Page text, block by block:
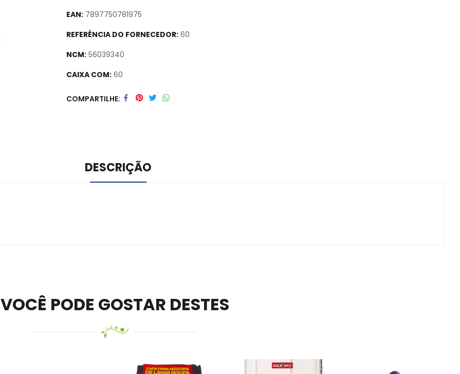
EAN:7897750781975
REFERÊNCIA DO FORNECEDOR: 60
NCM:56039340
CAIXA COM:60
Secure crypto portfolio manager for desktops and mobile –
COMPARTILHE
DESCRIÇÃO
VOCÊ PODE GOSTAR DESTES